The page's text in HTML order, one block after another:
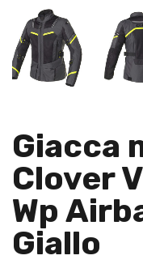
Giacca
Clover
Wp
Giallo